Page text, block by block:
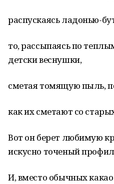
распускаясь ладонью-
то, рассыпаясь по
детски веснушки,
сметая томящую пыль,
как их сметают со
Вот он берет любимую
искусно точеный
И, вместо обычных какао